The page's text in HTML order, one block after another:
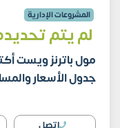
المشروعات الإدارية
لم يتم
جدول الأسعار
اتصل